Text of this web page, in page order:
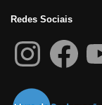
Redes Sociais